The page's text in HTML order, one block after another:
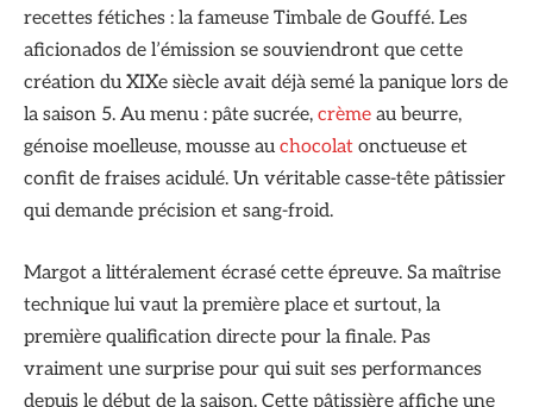
recettes fétiches : la fameuse Timbale de Gouffé. Les
aficionados de l’émission se souviendront que cette
création du XIXe siècle avait déjà semé la panique lors de
la saison 5. Au menu : pâte sucrée, crème au beurre,
génoise moelleuse, mousse au chocolat onctueuse et
confit de fraises acidulé. Un véritable casse-tête pâtissier
qui demande précision et sang-froid.
Margot a littéralement écrasé cette épreuve. Sa maîtrise
technique lui vaut la première place et surtout, la
première qualification directe pour la finale. Pas
vraiment une surprise pour qui suit ses performances
depuis le début de la saison. Cette pâtissière affiche une